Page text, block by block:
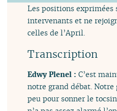
Les positions exprimées
intervenants et ne
celles de l’April.
Transcription
Edwy Plenel :C’est
notre grand débat. Notre
peu pour sonner le